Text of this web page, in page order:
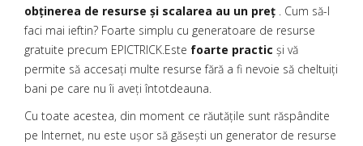
obținerea de resurse și scalarea au un preț . Cum să-l
faci mai ieftin? Foarte simplu cu generatoare de resurse
gratuite precum EPICTRICK.Este foarte practic și vă
permite să accesați multe resurse fără a fi nevoie să cheltuiți
bani pe care nu îi aveți întotdeauna.
Cu toate acestea, din moment ce răutățile sunt răspândite
pe Internet, nu este ușor să găsești un generator de resurse